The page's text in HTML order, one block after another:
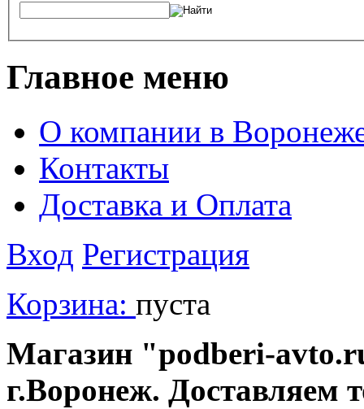
Главное меню
О компании в
Контакты
Доставка и Оплата
Вход Регистрация
Корзина: пуста
Магазин "podberi-
г.Воронеж. Доставляем